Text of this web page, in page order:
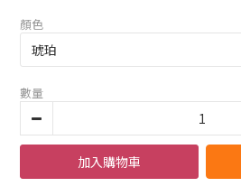
顏色
數量
加入購物車